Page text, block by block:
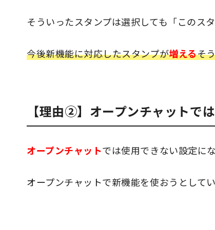
そういったスタンプは選択しても「このス
今後新機能に対応したスタンプが増えるそ
【理由②】オープンチャットで
オープンチャットでは使用できない設定に
オープンチャットで新機能を使おうとして